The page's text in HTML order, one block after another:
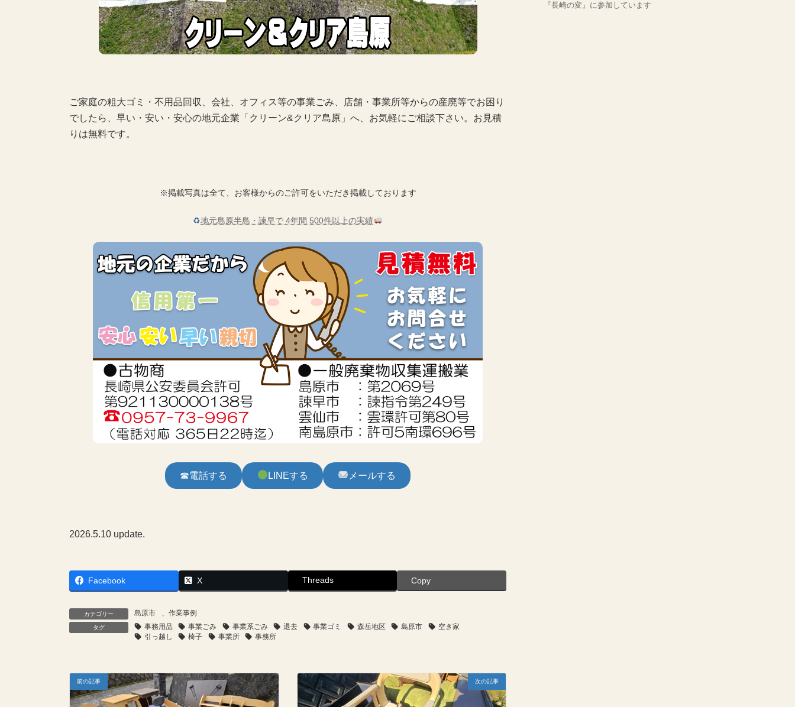
ご家庭の粗大ゴミ・不用品回収、会社、オフィス等の事業ごみ、店舗・事業所等からの産廃等でお困り
でしたら、早い・安い・安心の地元企業「クリーン&クリア島原」へ、お気軽にご相談下さい。お見積
りは無料です。
※掲載写真は全て、お客様からのご許可をいただき掲載しております
♻地元島原半島・諫早で 4年間 500件以上の実績
☎電話する LINEする メールする
2026.5.10 update.
Facebook X Threads Copy
カテゴリー 島原市 、 作業事例
タグ 事務用品 事業ごみ 事業系ごみ 退去 事業ゴミ 森岳地区 島原市
空き家
引っ越し
椅子 事業所 事務所
前の記事 次の記事
『長崎の変』に参加しています